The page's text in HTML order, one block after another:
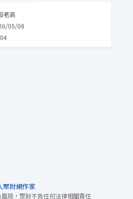
南亞科
老高
05/08
聚財網作家
險，聚財不負任何法律相關責任